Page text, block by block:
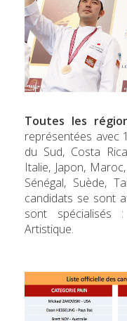
Toutes les
représentées avec
du Sud, Costa
Italie, Japon,
Sénégal, Suède,
candidats se sont
sont spécialisés
Artistique.